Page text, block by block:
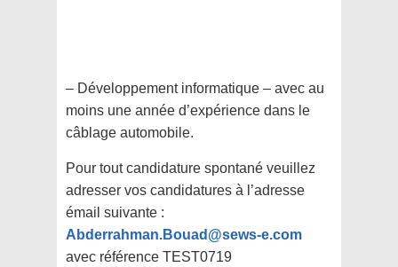
– Développement informatique – avec au
moins une année d’expérience dans le
câblage automobile.
Pour tout candidature spontané veuillez
adresser vos candidatures à l’adresse
émail suivante :
Abderrahman.Bouad@sews-e.com
avec référence TEST0719